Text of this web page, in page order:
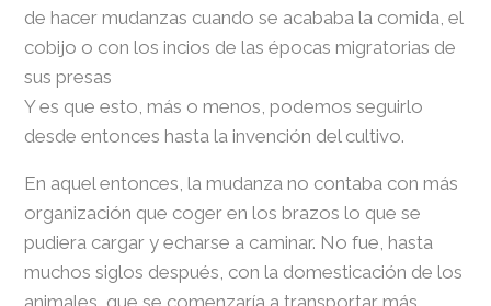
de hacer mudanzas cuando se acababa la comida, el
cobijo o con los incios de las épocas migratorias de
sus presas
Y es que esto, más o menos, podemos seguirlo
desde entonces hasta la invención del cultivo.
En aquel entonces, la mudanza no contaba con más
organización que coger en los brazos lo que se
pudiera cargar y echarse a caminar. No fue, hasta
muchos siglos después, con la domesticación de los
animales, que se comenzaría a transportar más